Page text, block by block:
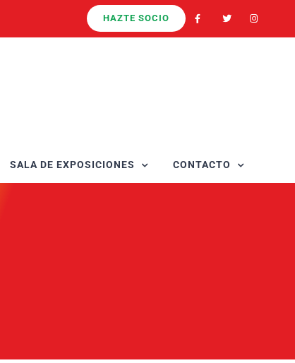
HAZTE SOCIO
SALA DE EXPOSICIONES CONTACTO